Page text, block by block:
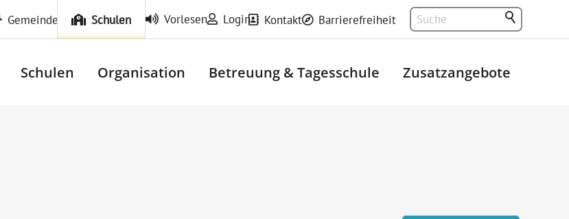
Barrierefreiheit
Kontakt
Login
Gemeinde Schulen Vorlesen
Schulen Organisation Betreuung & Tagesschule Zusatzangebote